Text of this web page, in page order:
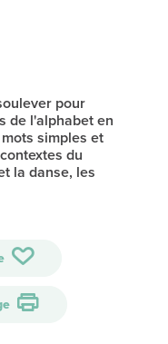
pour
de l'alphabet en
simples et
du
la danse, les